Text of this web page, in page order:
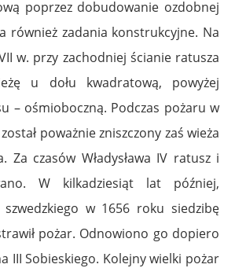
poprzez dobudowanie ozdobnej
również zadania konstrukcyjne. Na
w. przy zachodniej ścianie ratusza
u dołu kwadratową, powyżej
– ośmioboczną. Podczas pożaru w
poważnie zniszczony zaś wieża
Za czasów Władysława IV ratusz i
W kilkadziesiąt lat później,
w 1656 roku siedzibę
pożar. Odnowiono go dopiero
III Sobieskiego. Kolejny wielki pożar